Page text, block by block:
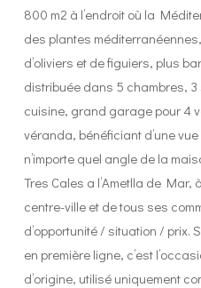
800 m2 à l’endroit où la
des plantes
d’oliviers et de figuiers, plus
distribuée dans 5 chambres,
cuisine, grand garage pour 4
véranda, bénéficiant d’une
n’importe quel angle de la
Tres Cales a l’Ametlla de Mar,
centre-ville et de tous ses
d’opportunité / situation / prix.
en première ligne, c’est
d’origine, utilisé uniquement